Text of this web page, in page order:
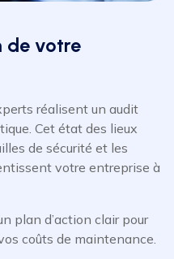
de votre
réalisent un audit
Cet état des lieux
de sécurité et les
votre entreprise à
plan d’action clair pour
coûts de maintenance.